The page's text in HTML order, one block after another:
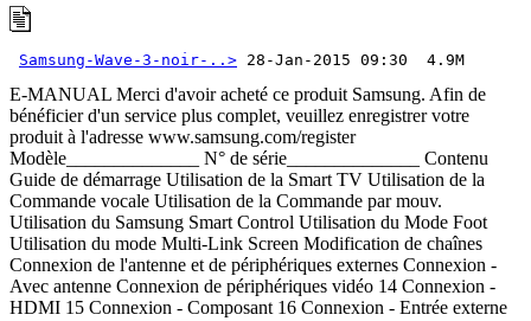
Samsung-Wave-3-noir-..> 28-Jan-2015 09:30  4.9M
E-MANUAL Merci d'avoir acheté ce produit Samsung. Afin de bénéficier d'un service plus complet, veuillez enregistrer votre produit à l'adresse www.samsung.com/register Modèle______________ N° de série______________ Contenu Guide de démarrage Utilisation de la Smart TV Utilisation de la Commande vocale Utilisation de la Commande par mouv. Utilisation du Samsung Smart Control Utilisation du Mode Foot Utilisation du mode Multi-Link Screen Modification de chaînes Connexion de l'antenne et de périphériques externes Connexion - Avec antenne Connexion de périphériques vidéo 14 Connexion - HDMI 15 Connexion - Composant 16 Connexion - Entrée externe 17 Connexion - SCART Utilisation des haut-parleurs externes pour écouter la télévision 18 Connexion - HDMI (ARC) 19 Connexion - Audio numérique (Optique) 20 Connexion - Casque 21 Connexion - Sortie audio Connexion à un ordinateur 23 Connexion - Port HDMI 24 Connexion - Port HDMI (DVI) 25 Connexion - Samsung Link 25 Connexion - Réseau domestique (DLNA) Connexion à l'aide d'un périphérique mobile 27 Connexion - Câble MHL vers HDMI 28 Ecran du périphérique mobile sur le téléviseur (Réplication de l'écran) 29 Connexion de périphériques mobiles sans routeur sans fil (Wi-Fi Direct) 29 Connexion via Smart View 2.0 30 Connexion - Samsung Link 30 Connexion via le réseau domestique (DLNA) 31 Nom du téléviseur sur le réseau Sélection du signal d'entrée Utilisation d'une télécommande et de périphériques Insertion des piles dans le Samsung Smart Control 32 Lorsque cette icône d'alarme s'affiche à l'écran... Pairage du Samsung Smart Control 33 Reconnexion du Samsung Smart Control Utilisation du Samsung Smart Control 34 Fonctions des boutons 36 Utilisation du téléviseur en déplaçant le Samsung Smart Control 37 Utilisation du téléviseur avec le Touchpad 39 Affichage de la télécommande à l'écran (télécommande virtuelle) Commande des périphériques externes à l'aide de la télécommande du téléviseur (Config. télécommande universelle) 41 Configuration de la télécommande universelle 42 Commande des périphériques externes à l'aide de la télécommande du téléviseur 43 Fonctions de la télécommande universelle Commande du téléviseur à l'aide d'un clavier 44 Connexion d'un clavier 45 Utilisation du clavier Commande du téléviseur à l'aide d'une souris 46 Connexion d'une souris 46 Utilisation de la souris Saisie de texte à l'aide d'un clavier QWERTY 48 Utilisation des autres fonctions II Connexion Internet Mise en place d'une connexion câblée à Internet 49 Connexion d'un câble LAN 50 Connexion automatique à un réseau Internet câblé 50 Connexion manuelle à un réseau Internet câblé Mise en place d'une connexion sans fil à Internet 52 Connexion automatique à un réseau Internet sans fil 53 Connexion manuelle à un réseau Internet sans fil 54 Connexion à un réseau Internet sans fil avec WPS Résolution des problèmes de connectivité Internet 55 Résolution des problèmes de connectivité Internet câblé 56 Résolution des problèmes de connectivité Internet sans fil Réseau mobile 57 Nom de modèle et services de télécommunications pris en charge Vérification de l'état de la connexion Internet Fonctions Smart Plusieurs fonctions sur un seul écran 59 Lancement du mode Multi-Link Screen 59 Utilisation du mode Multi-Link Screen 59 Sélection d'une fonctionnalité 59 Changement de chaîne/Réglage du volume 60 Pairage du Casque Bluetooth 60 Sélection de l'écran source de l'audio Smart Hub 61 Test des connexions Smart Hub 62 Ouverture de Barre d'accès rapide 63 Accès à l'écran Panneau 63 Utilisation du Didacticiel Smart Hub 63 Réinitialisation de Smart Hub Utilisation de Smart Hub avec Compte Samsung 64 Création d'un Compte Samsung 66 Connexion au Compte Samsung 67 Liaison de mes comptes Samsung et d'application 68 Modification et ajout d'informations à un Compte Samsung 68 Suppression de tous les comptes Samsung du téléviseur Utilisation du panneau Jeux 69 Utilisation des fonctions du menu contextuel 70 Installation et exécution d'un jeu 71 Gestion des jeux téléchargés ou achetés Utilisation du panneau SAMSUNG APPS 73 Utilisation des fonctions du menu contextuel 74 Installation d'une application 75 Applications par défaut 75 Utilisation de Web Browser 78 Réorganisation des applications dans l'écran SAMSUNG APPS 79 Suppression d'une application du téléviseur 79 Notation/évaluation d'une application 80 Mise à jour d'une application 80 Fonctionnalités SAMSUNG APPS Utilisation du panneau Mes Programmes 84 Utilisation des fonctions du menu contextuel 84 Affichage d'informations détaillées sur le programme 85 Configuration des Param. Sur la TV Utilisation du panneau MON VIDEO CLUB 87 Utilisation des fonctions du menu contextuel 88 Visionnage d'un film/programme télévisé 88 Restriction du visionnage du contenu acheté 88 Protection des enfants contre le visionnage de contenu UHD réservé aux adultes 89 Notation et partage d'un contenu acheté Lecture de vidéos, de photos et de musique (MULTIMEDIA) 90 Lecture de contenu multimédia à partir d'un périphérique USB 91 Lecture de contenu multimédia enregistré sur un ordinateur/ périphérique mobile 93 Lecture de contenu multimédia à partir d'un Service cloud 94 Boutons et fonctions disponibles pendant le visionnage de photos 95 Boutons et fonctions disponibles pendant le visionnage de vidéos 97 Boutons et fonctions disponibles pendant la lecture de musique 98 Fonctions de l'écran Media Content List (Liste de contenu multimédia) Commande du téléviseur par la voix 99 Activation de la fonction Commande vocale 101 Utilisation interactive de la fonction Interaction vocale II III Commande du téléviseur à l'aide de gestes 102 Test de la luminosité ambiante à l'aide de la caméra du téléviseur 103 Activation de la fonction Commande par mouv. 107 Présentation de l'écran Commande par mouv. Connexion à l'aide de la Reconnaissance faciale 110 Enregistrement de votre visage sur votre Compte Samsung 111 Définition de la méthode de connexion sur Reconnaissance faciale 111 Connexion au Compte Samsung par reconnaissance faciale Fonctions Regarder la télévision et Enregistrer Informations sur les diffusions numériques en bref 112 Utilisation du Guide 113 Consultation des informations sur les programmes actuels 113 Changement de signal de diffusion 113 Informations relatives au signal numérique et intensité Enregistrement de programmes 114 Création d'un périphérique USB d'enregistrement 116 Enregistrement de programmes 117 Boutons et fonctions disponibles pendant l'enregistrement d'un programme 118 Gestion de la liste Programmer enregistrement 119 Visionnage de programmes enregistrés 122 Gestion des fichiers enregistrés Configuration d'un Programmer visionnage 123 Configuration d'un Programmer visionnage 124 Gestion de la liste Programmer visionnage Utilisation du Timeshift Utilisation de la Liste des chaînes Enregistrement, suppression et modification de chaînes 127 Enregistrement et suppression de chaînes 127 Modification de chaînes enregistrées 128 Activation/désactivation de la protection par mot de passe sur des chaînes 128 Modification des numéros 128 Verrouillage/Déverrouillage de chaînes 128 Modif. num. chaîne Création d'une Liste des favoris personnelle 129 Enregistrement d'une chaîne comme Favoris 130 Affichage des chaînes de la Liste des favoris uniquement 130 Modification d'une Liste des favoris Accentuation du réalisme des manifestations sportives 133 Activation du Mode Foot 133 Extraction automatique des moments forts 134 Fonctions disponibles en Mode Foot 135 Visionnage d'un événement sportif enregistré en Mode Foot Fonctions de prise en charge du visionnage de programmes télévisés 136 Affichage des sous-titres 136 Options de sous-titre 136 Modification de la Langue du télétexte 137 Texte numérique 137 Visionnage de programmes en mode PIP 138 Recherche des chaînes disponibles 138 Type de connexion d'antenne 139 Sélection des options audio du programme 139 Description audio 139 Sélection du genre 139 Activ. genre adulte Utilisation des Paramètres chaînes 140 Pays (zone) 140 Recherche manuelle 141 Réglage précis de l'écran 142 Transf. liste chaînes 142 Supprimer profil opérateur CAM 142 Système satellite 144 Interface commune Réglages de l'image et du son Changement du mode d'image et réglage de la qualité d'image 145 Choix du mode d'image le mieux adapté à l'environnement télévisuel 146 Réglage de la qualité de l'image de chaque mode d'image 147 Réglage précis de chaque mode d'image (Paramètres avancés) 148 Réglage de l'image pour faciliter le visionnage (Options d'image) Affichage en 3D 151 Démarrage de la 3D 152 Changement du Mode 3D 153 Réglage de l'Effet 3D IV Fonctions de prise en charge des images 154 Visionnage de programmes en mode PIP 155 Changement des options Format de l'image et Position 156 Diffusion du son seulement avec écran éteint (Image désactivée) 156 Réinitialisation des paramètres Mode Image Changement de Mode Son et utilisation d'effets sonores 157 Choix du Mode Son le mieux adapté à l'environnement 158 Utilisation d'effets sonores Fonctions de prise en charge du son 159 Choix des haut-parleurs 159 Désignation du type d'installation du téléviseur 159 Écoute du son du téléviseur via un périphérique audio Wi-Fi ou Bluetooth Samsung 160 Écoute du son du téléviseur via des haut-parleurs compatibles Samsung Multiroom Link 161 Diffusion du son du téléviseur via Casque Bluetooth 161 Activation du son (Paramètres supplém.) 162 Écoute d'un son audio 3D en mode Mode 3D 162 Réinitialisation de tous les paramètres sonores Général Réglage de l'heure et utilisation de la minuterie 163 Réglage de l'heure 164 Utilisation des minuteries Utilisation des fonctions de protection de brûlage d'écran et d'économie d'énergie 166 Prévention de brûlage d'écran 166 Utilisation des fonctions Energy Saving (Écon. Énergie) Utilisation du Anynet+ (HDMI-CEC) 167 Configuration d'Anynet+ (HDMI-CEC) 168 Utilisation de Anynet+ (HDMI-CEC) Utilisation du e-Manual 169 Lancement du e-Manual 169 Fonctionnali